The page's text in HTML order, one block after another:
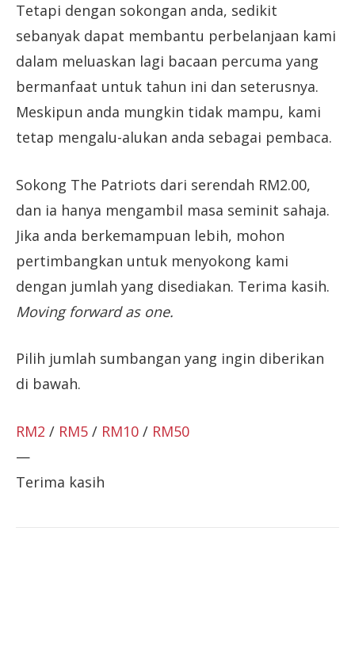
Tetapi dengan sokongan anda, sedikit
sebanyak dapat membantu perbelanjaan kami
dalam meluaskan lagi bacaan percuma yang
bermanfaat untuk tahun ini dan seterusnya.
Meskipun anda mungkin tidak mampu, kami
tetap mengalu-alukan anda sebagai pembaca.
Sokong The Patriots dari serendah RM2.00,
dan ia hanya mengambil masa seminit sahaja.
Jika anda berkemampuan lebih, mohon
pertimbangkan untuk menyokong kami
dengan jumlah yang disediakan. Terima kasih.
Moving forward as one.
Pilih jumlah sumbangan yang ingin diberikan
di bawah.
RM2 / RM5 / RM10 / RM50
—
Terima kasih